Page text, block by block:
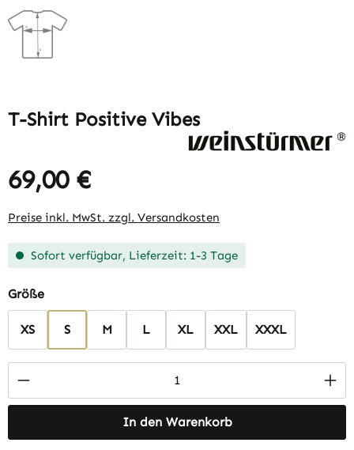
T-Shirt Positive Vibes
Regulärer Preis:
69,00 €
Preise inkl. MwSt. zzgl. Versandkosten
Sofort verfügbar, Lieferzeit: 1-3 Tage
Größeauswählen
XS S M L XL XXL XXXL
Produkt Anzahl: Gib den gewünschten
In den Warenkorb